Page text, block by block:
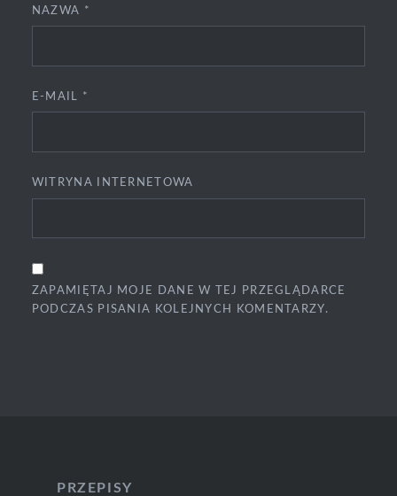
NAZWA *
E-MAIL *
WITRYNA INTERNETOWA
ZAPAMIĘTAJ MOJE DANE W TEJ PRZEGLĄDARCE
PODCZAS PISANIA KOLEJNYCH KOMENTARZY.
PRZEPISY